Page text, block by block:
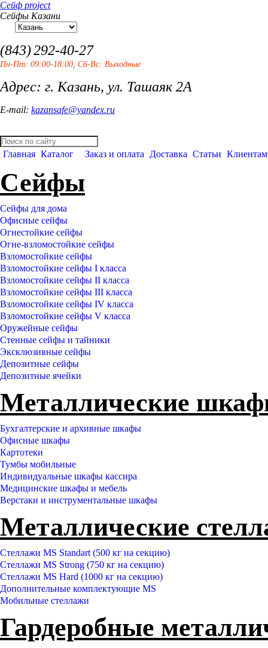
Сейф project
Сейфы Казани
(843)292-40-27
Пн-Пт: 09:00-18:00, Сб-Вс: Выходные
Адрес: г. Казань, ул. Ташаяк 2А
E-mail: kazansafe@yandex.ru
Главная Каталог Заказ и оплата Доставка Статьи Клиентам
Сейфы
Сейфы для дома
Офисные сейфы
Огнестойкие сейфы
Огне-взломостойкие сейфы
Взломостойкие сейфы
Взломостойкие сейфы I класса
Взломостойкие сейфы II класса
Взломостойкие сейфы III класса
Взломостойкие сейфы IV класса
Взломостойкие сейфы V класса
Оружейные сейфы
Стенные сейфы и тайники
Эксклюзивные сейфы
Депозитные сейфы
Депозитные ячейки
Металлические
Бухгалтерские и архивные шкафы
Офисные шкафы
Картотеки
Тумбы мобильные
Индивидуальные шкафы кассира
Медицинские шкафы и мебель
Верстаки и инструментальные шкафы
Металлические
Стеллажи MS Standart (500 кг на секцию)
Стеллажи MS Strong (750 кг на секцию)
Стеллажи MS Hard (1000 кг на секцию)
Дополнительные комплектующие MS
Мобильные стеллажи
Гардеробные